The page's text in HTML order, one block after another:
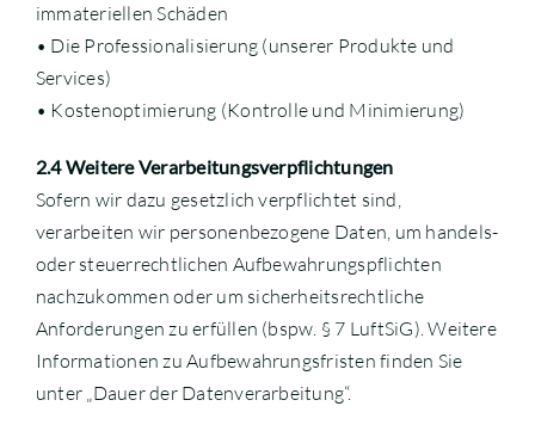
immateriellen Schäden
• Die Professionalisierung (unserer Produkte und
Services)
• Kostenoptimierung (Kontrolle und Minimierung)
2.4 Weitere Verarbeitungsverpflichtungen
Sofern wir dazu gesetzlich verpflichtet sind,
verarbeiten wir personenbezogene Daten, um handels-
oder steuerrechtlichen Aufbewahrungspflichten
nachzukommen oder um sicherheitsrechtliche
Anforderungen zu erfüllen (bspw. § 7 LuftSiG). Weitere
Informationen zu Aufbewahrungsfristen finden Sie
unter „Dauer der Datenverarbeitung“.